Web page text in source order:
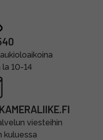
10-14
viesteihin
kuluessa